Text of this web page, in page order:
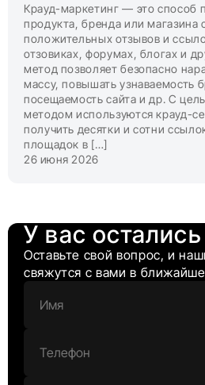
Крауд-маркетинг — это способ
продукта, бренда или
положительных отзывов и
отзовиках, форумах, блогах и
метод позволяет безопасно
массу, повышать узнаваемость
посещаемость сайта и др. С
методом используются крауд-
получить десятки и сотни
площадок в […]
26 июня 2026
У вас остались
Оставьте свой вопрос, и
свяжутся с вами в